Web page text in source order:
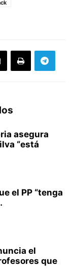
asegura
“está
el PP “tenga
el
que